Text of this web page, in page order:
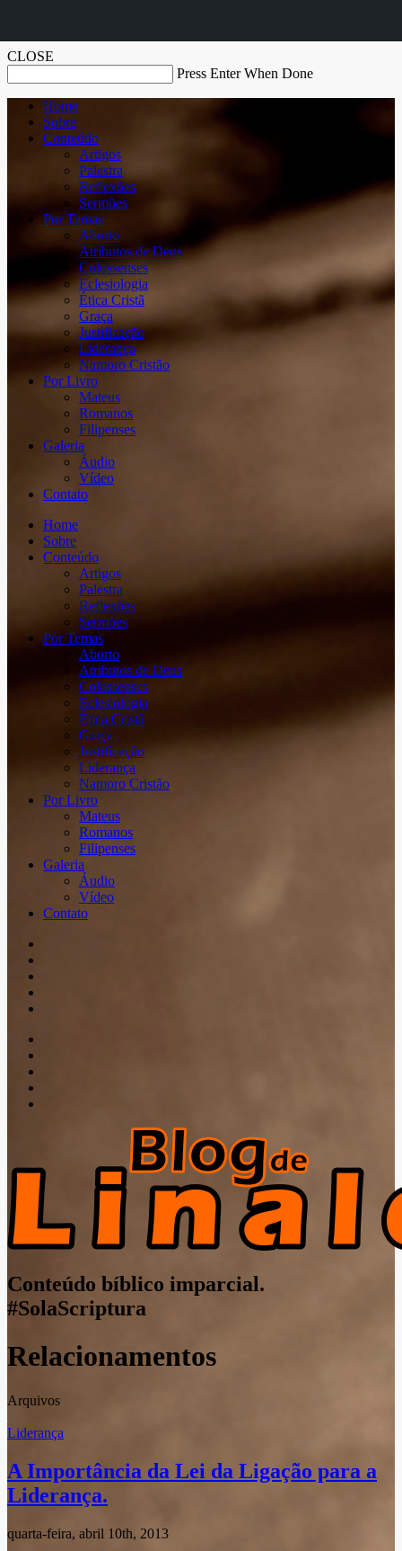
CLOSE
Press Enter When Done
Home
Sobre
Conteúdo
Artigos
Palestra
Reflexões
Sermões
Por Temas
Aborto
Atributos de Deus
Colossenses
Eclesiologia
Ética Cristã
Graça
Justificação
Liderança
Namoro Cristão
Por Livro
Mateus
Romanos
Filipenses
Galeria
Áudio
Vídeo
Contato
Home
Sobre
Conteúdo
Artigos
Palestra
Reflexões
Sermões
Por Temas
Aborto
Atributos de Deus
Colossenses
Eclesiologia
Ética Cristã
Graça
Justificação
Liderança
Namoro Cristão
Por Livro
Mateus
Romanos
Filipenses
Galeria
Áudio
Vídeo
Contato
Conteúdo bíblico imparcial.
#SolaScriptura
Relacionamentos
Arquivos
Liderança
A Importância da Lei da Ligação para a
Liderança.
quarta-feira, abril 10th, 2013